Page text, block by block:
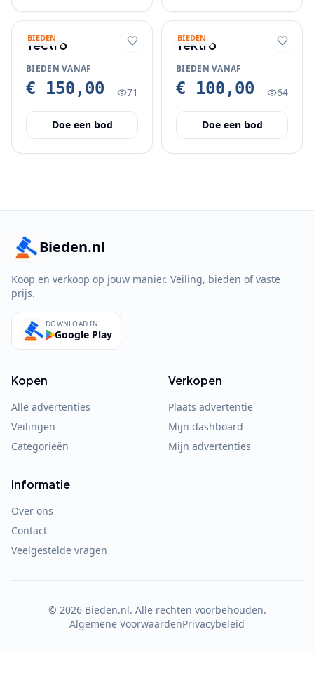
BIEDEN
Tectro
BIEDEN VANAF
€ 150,00 71
Doe een bod
BIEDEN
Tektro
BIEDEN VANAF
€ 100,00 64
Doe een bod
Bieden.nl
Koop en verkoop op jouw manier. Veiling, bieden of vaste
prijs.
DOWNLOAD IN
Google Play
Kopen
Alle advertenties
Veilingen
Categorieën
Verkopen
Plaats advertentie
Mijn dashboard
Mijn advertenties
Informatie
Over ons
Contact
Veelgestelde vragen
© 2026Bieden.nl. Alle rechten voorbehouden.
Algemene VoorwaardenPrivacybeleid